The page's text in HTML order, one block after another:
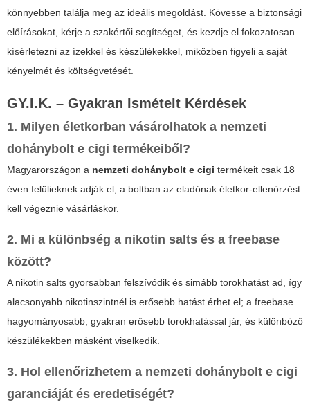
könnyebben találja meg az ideális megoldást. Kövesse a biztonsági
előírásokat, kérje a szakértői segítséget, és kezdje el fokozatosan
kísérletezni az ízekkel és készülékekkel, miközben figyeli a saját
kényelmét és költségvetését.
GY.I.K. – Gyakran Ismételt Kérdések
1. Milyen életkorban vásárolhatok a nemzeti
dohánybolt e cigi termékeiből?
Magyarországon a nemzeti dohánybolt e cigi termékeit csak 18
éven felülieknek adják el; a boltban az eladónak életkor-ellenőrzést
kell végeznie vásárláskor.
2. Mi a különbség a nikotin salts és a freebase
között?
A nikotin salts gyorsabban felszívódik és simább torokhatást ad, így
alacsonyabb nikotinszintnél is erősebb hatást érhet el; a freebase
hagyományosabb, gyakran erősebb torokhatással jár, és különböző
készülékekben másként viselkedik.
3. Hol ellenőrizhetem a nemzeti dohánybolt e cigi
garanciáját és eredetiségét?